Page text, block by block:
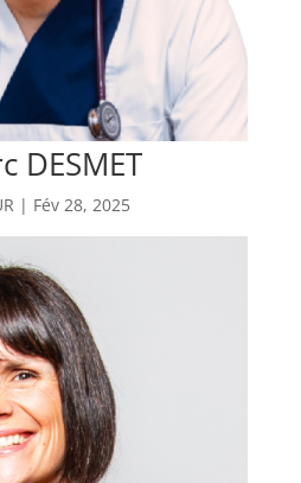
DESMET
| Fév 28, 2025